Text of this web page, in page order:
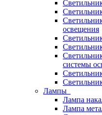
освещения
системы
Лампы
Лампа
Лампа